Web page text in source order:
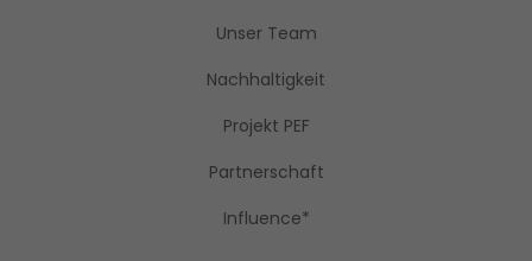
Unser Team
Nachhaltigkeit
Projekt PEF
Partnerschaft
Influence*